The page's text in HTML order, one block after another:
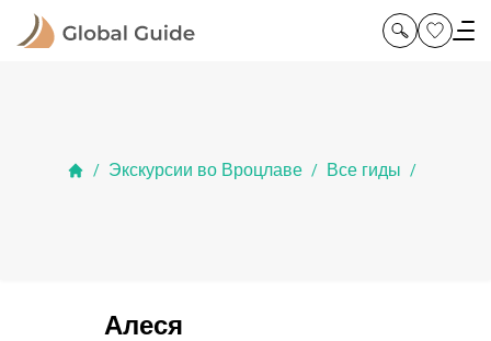
/ Экскурсии во Вроцлаве / Все гиды /
Алеся